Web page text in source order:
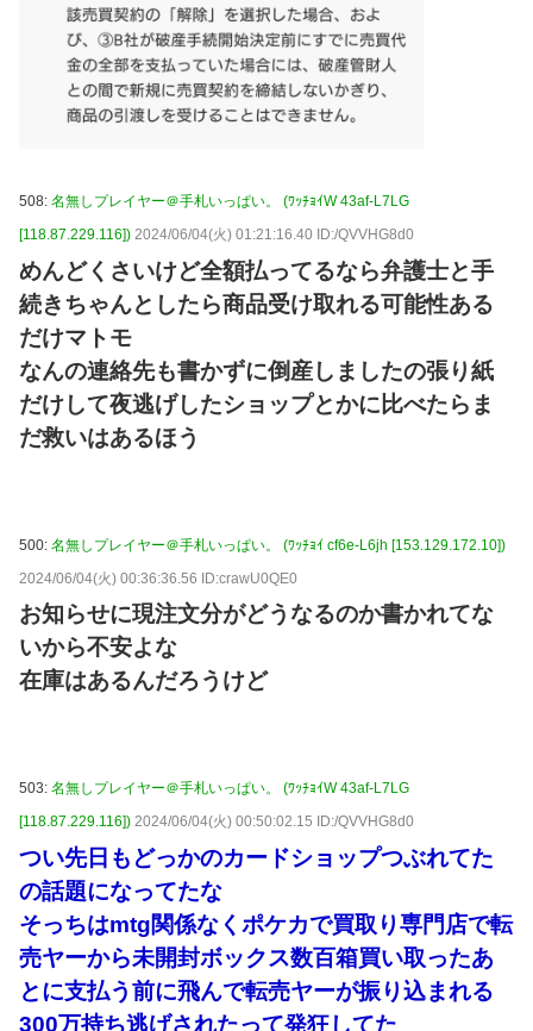
508: 名無しプレイヤー＠手札いっぱい。 (ﾜｯﾁｮｲW 43af-L7LG
[118.87.229.116]) 2024/06/04(火) 01:21:16.40 ID:/QVVHG8d0
めんどくさいけど全額払ってるなら弁護士と手
続きちゃんとしたら商品受け取れる可能性ある
だけマトモ
なんの連絡先も書かずに倒産しましたの張り紙
だけして夜逃げしたショップとかに比べたらま
だ救いはあるほう
500: 名無しプレイヤー＠手札いっぱい。 (ﾜｯﾁｮｲ cf6e-L6jh [153.129.172.10])
2024/06/04(火) 00:36:36.56 ID:crawU0QE0
お知らせに現注文分がどうなるのか書かれてな
いから不安よな
在庫はあるんだろうけど
503: 名無しプレイヤー＠手札いっぱい。 (ﾜｯﾁｮｲW 43af-L7LG
[118.87.229.116]) 2024/06/04(火) 00:50:02.15 ID:/QVVHG8d0
つい先日もどっかのカードショップつぶれてた
の話題になってたな
そっちはmtg関係なくポケカで買取り専門店で転
売ヤーから未開封ボックス数百箱買い取ったあ
とに支払う前に飛んで転売ヤーが振り込まれる
300万持ち逃げされたって発狂してた